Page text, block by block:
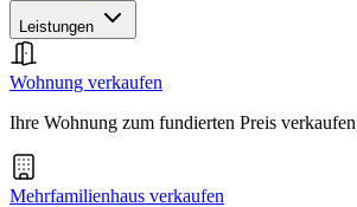
Leistungen
Wohnung verkaufen
Ihre Wohnung zum fundierten Preis
Mehrfamilienhaus verkaufen